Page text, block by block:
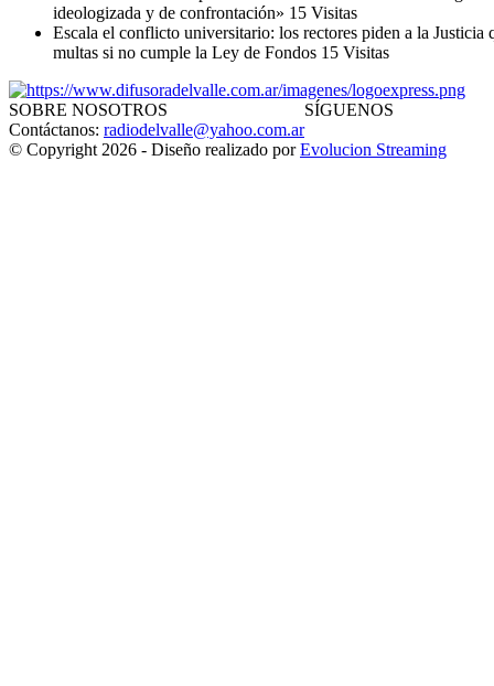
ideologizada y de confrontación» 15 Visitas
Escala el conflicto universitario: los rectores piden a la
multas si no cumple la Ley de Fondos 15 Visitas
SOBRE NOSOTROS
Contáctanos: radiodelvalle@yahoo.com.ar
SÍGUENOS
© Copyright 2026 - Diseño realizado porEvolucion Streaming